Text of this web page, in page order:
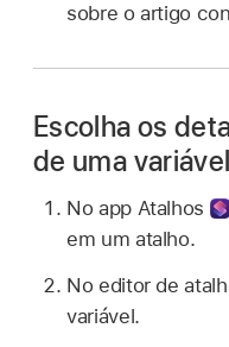
sobre o artigo
Escolha os
de uma variável
No app Atalhos
em um atalho.
No editor de
variável.